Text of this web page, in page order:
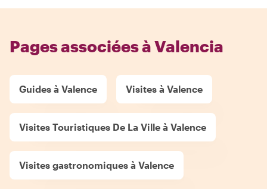
Pages associées à Valencia
Guides à Valence Visites à Valence
Visites Touristiques De La Ville à Valence
Visites gastronomiques à Valence